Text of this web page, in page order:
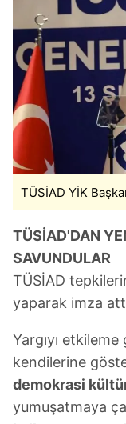
TÜSİAD YİK
TÜSİAD'DAN
SAVUNDULAR
TÜSİAD
yaparak imza
Yargıyı
kendilerine
demokrasi
yumuşatmaya